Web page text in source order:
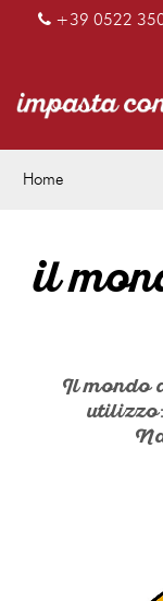
+39 0522
Home
il
Il mondo
utilizzo: